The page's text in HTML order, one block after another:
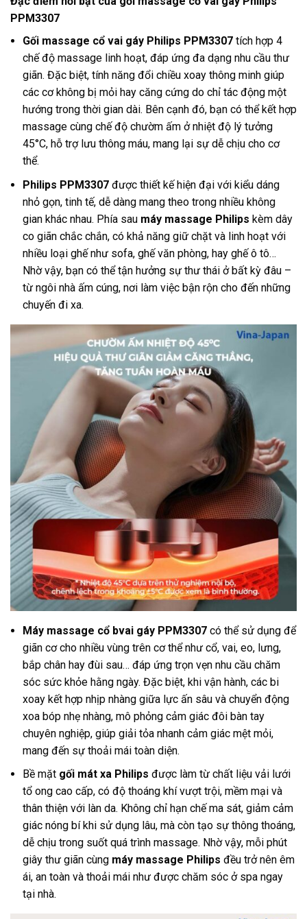
PPM3307
Gối massage cổ vai gáy Philips PPM3307 tích hợp 4
chế độ massage linh hoạt, đáp ứng đa dạng nhu cầu thư
giãn. Đặc biệt, tính năng đổi chiều xoay thông minh giúp
các cơ không bị mỏi hay căng cứng do chỉ tác động một
hướng trong thời gian dài. Bên cạnh đó, bạn có thể kết hợp
massage cùng chế độ chườm ấm ở nhiệt độ lý tưởng
45°C, hỗ trợ lưu thông máu, mang lại sự dễ chịu cho cơ
thể.
Philips PPM3307 được thiết kế hiện đại với kiểu dáng
nhỏ gọn, tinh tế, dễ dàng mang theo trong nhiều không
gian khác nhau. Phía sau máy massage Philips kèm dây
co giãn chắc chắn, có khả năng giữ chặt và linh hoạt với
nhiều loại ghế như sofa, ghế văn phòng, hay ghế ô tô…
Nhờ vậy, bạn có thể tận hưởng sự thư thái ở bất kỳ đâu –
từ ngôi nhà ấm cúng, nơi làm việc bận rộn cho đến những
chuyến đi xa.
Máy massage cổ bvai gáy PPM3307 có thể sử dụng để
giãn cơ cho nhiều vùng trên cơ thể như cổ, vai, eo, lưng,
bắp chân hay đùi sau… đáp ứng trọn vẹn nhu cầu chăm
sóc sức khỏe hằng ngày. Đặc biệt, khi vận hành, các bi
xoay kết hợp nhịp nhàng giữa lực ấn sâu và chuyển động
xoa bóp nhẹ nhàng, mô phỏng cảm giác đôi bàn tay
chuyên nghiệp, giúp giải tỏa nhanh cảm giác mệt mỏi,
mang đến sự thoải mái toàn diện.
Bề mặt gối mát xa Philips được làm từ chất liệu vải lưới
tổ ong cao cấp, có độ thoáng khí vượt trội, mềm mại và
thân thiện với làn da. Không chỉ hạn chế ma sát, giảm cảm
giác nóng bí khi sử dụng lâu, mà còn tạo sự thông thoáng,
dễ chịu trong suốt quá trình massage. Nhờ vậy, mỗi phút
giây thư giãn cùng máy massage Philips đều trở nên êm
ái, an toàn và thoải mái như được chăm sóc ở spa ngay
tại nhà.